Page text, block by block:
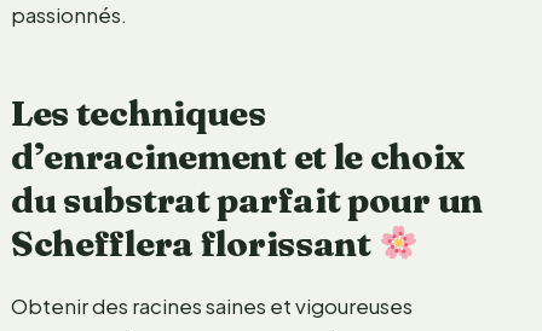
passionnés.
Les techniques
d’enracinement et le choix
du substrat parfait pour un
Schefflera florissant
Obtenir des racines saines et vigoureuses